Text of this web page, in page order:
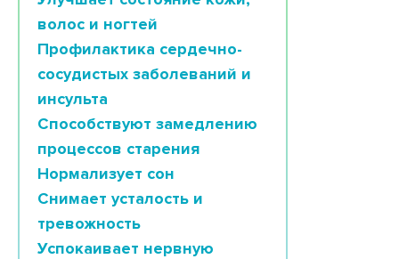
волос и ногтей
Профилактика сердечно-
сосудистых заболеваний и
инсульта
Способствуют замедлению
процессов старения
Нормализует сон
Снимает усталость и
тревожность
Успокаивает нервную